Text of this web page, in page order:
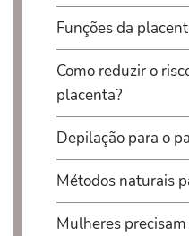
Funções da
Como reduzir o
placenta?
Depilação para o
Métodos naturais
Mulheres